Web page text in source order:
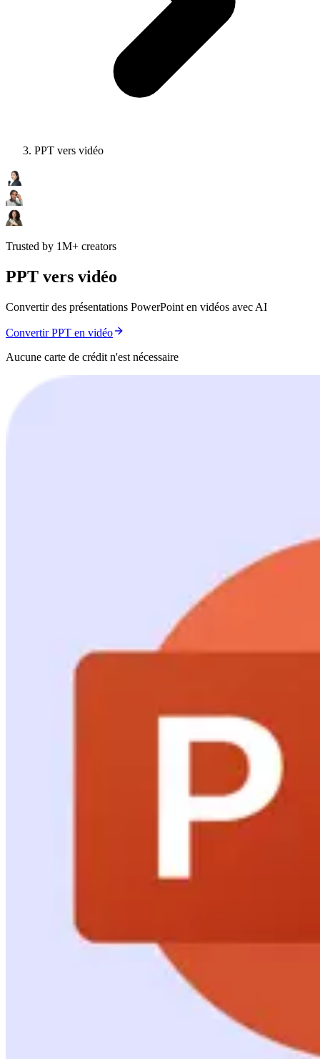
PPT vers vidéo
Trusted by 1M+ creators
PPT vers vidéo
Convertir des présentations PowerPoint en vidéos avec AI
Convertir PPT en vidéo
Aucune carte de crédit n'est nécessaire